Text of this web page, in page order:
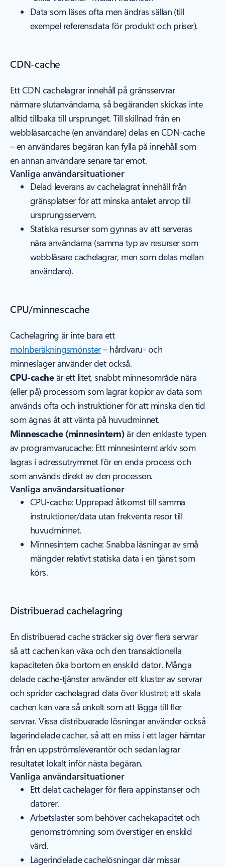
Data som läses ofta men ändras sällan (till
exempel referensdata för produkt och priser).
CDN-cache
Ett CDN cachelagrar innehåll på gränsservrar
närmare slutanvändarna, så begäranden skickas inte
alltid tillbaka till ursprunget. Till skillnad från en
webbläsarcache (en användare) delas en CDN-cache
– en användares begäran kan fylla på innehåll som
en annan användare senare tar emot.
Vanliga användarsituationer
Delad leverans av cachelagrat innehåll från
gränsplatser för att minska antalet anrop till
ursprungsservern.
Statiska resurser som gynnas av att serveras
nära användarna (samma typ av resurser som
webbläsare cachelagrar, men som delas mellan
användare).
CPU/minnescache
Cachelagring är inte bara ett
molnberäkningsmönster– hårdvaru- och
minneslager använder det också.
CPU-cacheär ett litet, snabbt minnesområde nära
(eller på) processorn som lagrar kopior av data som
används ofta och instruktioner för att minska den tid
som ägnas åt att vänta på huvudminnet.
Minnescache (minnesintern)är den enklaste typen
av programvarucache: Ett minnesinternt arkiv som
lagras i adressutrymmet för en enda process och
som används direkt av den processen.
Vanliga användarsituationer
CPU-cache: Upprepad åtkomst till samma
instruktioner/data utan frekventa resor till
huvudminnet.
Minnesintern cache: Snabba läsningar av små
mängder relativt statiska data i en tjänst som
körs.
Distribuerad cachelagring
En distribuerad cache sträcker sig över flera servrar
så att cachen kan växa och den transaktionella
kapaciteten öka bortom en enskild dator. Många
delade cache-tjänster använder ett kluster av servrar
och sprider cachelagrad data över klustret; att skala
cachen kan vara så enkelt som att lägga till fler
servrar. Vissa distribuerade lösningar använder också
lagerindelade cacher, så att en miss i ett lager hämtar
från en uppströmsleverantör och sedan lagrar
resultatet lokalt inför nästa begäran.
Vanliga användarsituationer
Ett delat cachelager för flera appinstanser och
datorer.
Arbetslaster som behöver cachekapacitet och
genomströmning som överstiger en enskild
värd.
Lagerindelade cachelösningar där missar